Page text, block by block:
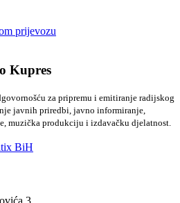
prijevozu
Kupres
za pripremu i emitiranje radijskog
javnih priredbi, javno informiranje,
muzička produkciju i izdavačku djelatnost.
BiH